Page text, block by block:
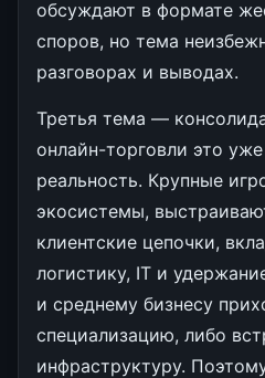
обсуждают в формате
споров, но тема
разговорах и выводах.
Третья тема —
онлайн-торговли это
реальность. Крупные
экосистемы,
клиентские цепочки,
логистику, IT и
и среднему бизнесу
специализацию, либо
инфраструктуру.